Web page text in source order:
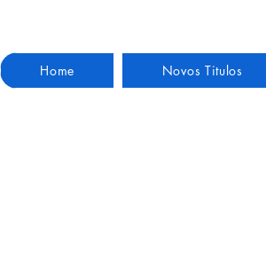
Home Novos Titulos